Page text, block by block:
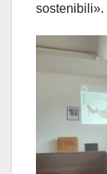
sostenibili».